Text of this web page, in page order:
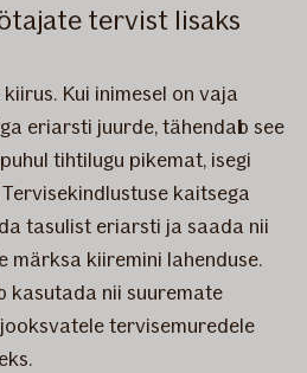
tervist lisaks
Kui inimesel on vaja
eriarsti juurde, tähendab see
tihtilugu pikemat, isegi
kaitsega
tasulist eriarsti ja saada nii
märksa kiiremini lahenduse.
kasutada nii suuremate
tervisemuredele